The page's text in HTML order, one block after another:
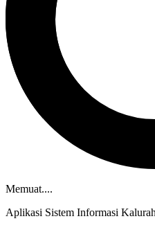
Memuat....
Aplikasi Sistem Informasi